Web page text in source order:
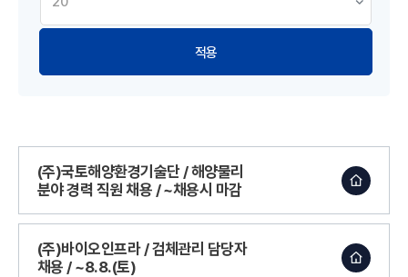
적용
(주)국토해양환경기술단 / 해양물리
분야 경력 직원 채용 / ~채용시 마감
(주)바이오인프라 / 검체관리 담당자
채용 / ~8.8.(토)